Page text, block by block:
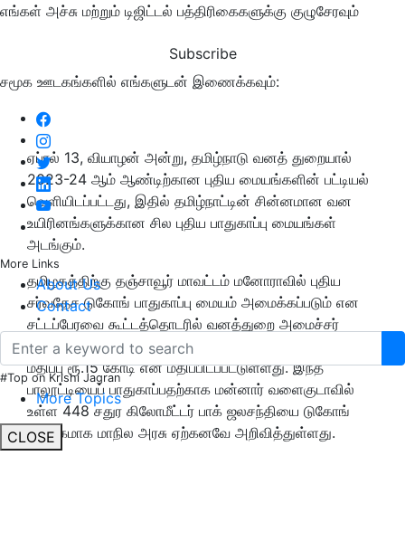
எங்கள் அச்சு மற்றும் டிஜிட்டல் பத்திரிகைகளுக்கு குழுசேரவும்
Subscribe
சமூக ஊடகங்களில் எங்களுடன் இணைக்கவும்:
More Links
About Us
Contact
#Top on Krishi Jagran
More Topics
CLOSE
ஏப்ரல் 13, வியாழன் அன்று, தமிழ்நாடு வனத் துறையால்
2023-24 ஆம் ஆண்டிற்கான புதிய மையங்களின் பட்டியல்
வெளியிடப்பட்டது, இதில் தமிழ்நாட்டின் சின்னமான வன
உயிரினங்களுக்கான சில புதிய பாதுகாப்பு மையங்கள்
அடங்கும்.
தமிழகத்திற்கு தஞ்சாவூர் மாவட்டம் மனோராவில் புதிய
சர்வதேச டுகோங் பாதுகாப்பு மையம் அமைக்கப்படும் என
சட்டப்பேரவை கூட்டத்தொடரில் வனத்துறை அமைச்சர்
எம்.மதிவேந்தன் அறிவித்தார். இத்திட்டத்தின் மொத்த
மதிப்பு ரூ.15 கோடி என மதிப்பிடப்பட்டுள்ளது. இந்த
பாலூட்டியைப் பாதுகாப்பதற்காக மன்னார் வளைகுடாவில்
உள்ள 448 சதுர கிலோமீட்டர் பாக் ஜலசந்தியை டுகோங்
காப்பகமாக மாநில அரசு ஏற்கனவே அறிவித்துள்ளது.